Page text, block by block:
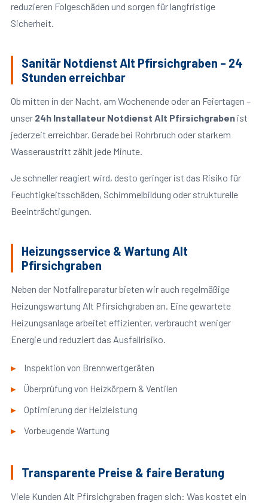
reduzieren Folgeschäden und sorgen für langfristige
Sicherheit.
Sanitär Notdienst Alt Pfirsichgraben – 24
Stunden erreichbar
Ob mitten in der Nacht, am Wochenende oder an Feiertagen –
unser 24h Installateur Notdienst Alt Pfirsichgrabenist
jederzeit erreichbar. Gerade bei Rohrbruch oder starkem
Wasseraustritt zählt jede Minute.
Je schneller reagiert wird, desto geringer ist das Risiko für
Feuchtigkeitsschäden, Schimmelbildung oder strukturelle
Beeinträchtigungen.
Heizungsservice & Wartung Alt
Pfirsichgraben
Neben der Notfallreparatur bieten wir auch regelmäßige
Heizungswartung Alt Pfirsichgraben an. Eine gewartete
Heizungsanlage arbeitet effizienter, verbraucht weniger
Energie und reduziert das Ausfallrisiko.
Inspektion von Brennwertgeräten
Überprüfung von Heizkörpern & Ventilen
Optimierung der Heizleistung
Vorbeugende Wartung
Transparente Preise & faire Beratung
Viele Kunden Alt Pfirsichgraben fragen sich: Was kostet ein